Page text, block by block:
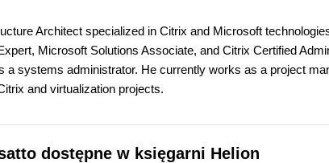
Architect specialized in Citrix and Microsoft
Microsoft Solutions Associate, and Citrix Certified
a systems administrator. He currently works as a project
and virtualization projects.
dostępne w księgarni Helion